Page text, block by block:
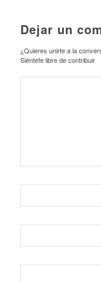
Dejar un
¿Quieres unirte a la
Siéntete libre de contribuir